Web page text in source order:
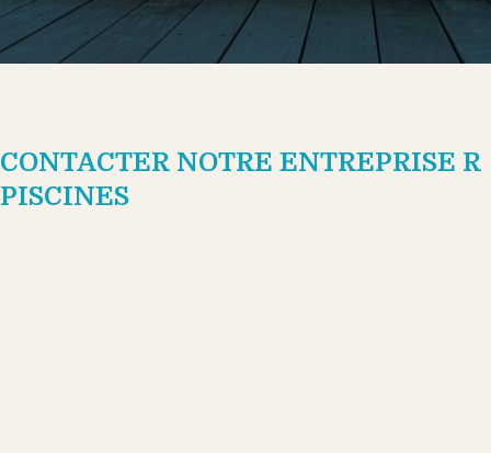
CONTACTER NOTRE ENTREPRISE R
PISCINES